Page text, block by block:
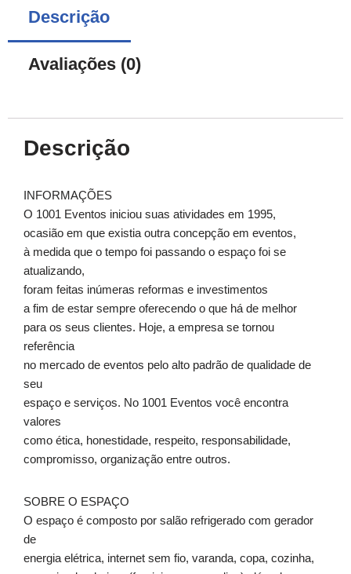
Descrição
Avaliações (0)
Descrição
INFORMAÇÕES
O 1001 Eventos iniciou suas atividades em 1995,
ocasião em que existia outra concepção em eventos,
à medida que o tempo foi passando o espaço foi se
atualizando,
foram feitas inúmeras reformas e investimentos
a fim de estar sempre oferecendo o que há de melhor
para os seus clientes. Hoje, a empresa se tornou
referência
no mercado de eventos pelo alto padrão de qualidade de
seu
espaço e serviços. No 1001 Eventos você encontra
valores
como ética, honestidade, respeito, responsabilidade,
compromisso, organização entre outros.
SOBRE O ESPAÇO
O espaço é composto por salão refrigerado com gerador
de
energia elétrica, internet sem fio, varanda, copa, cozinha,